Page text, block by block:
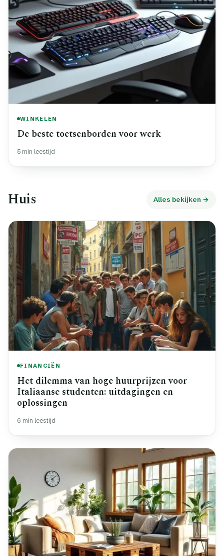
WINKELEN
De beste toetsenborden voor werk
5 min leestijd
Huis Alles bekijken →
FINANCIËN
Het dilemma van hoge huurprijzen voor
Italiaanse studenten: uitdagingen en
oplossingen
6 min leestijd